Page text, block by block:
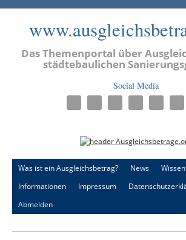
Das Themenportal über
städtebaulichen
Social Media
Was ist ein Ausgleichsbetrag? News Wissen
Informationen
Impressum
Abmelden